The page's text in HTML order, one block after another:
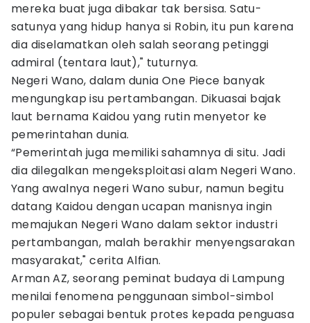
mereka buat juga dibakar tak bersisa. Satu-
satunya yang hidup hanya si Robin, itu pun karena
dia diselamatkan oleh salah seorang petinggi
admiral (tentara laut)," tuturnya.
Negeri Wano, dalam dunia One Piece banyak
mengungkap isu pertambangan. Dikuasai bajak
laut bernama Kaidou yang rutin menyetor ke
pemerintahan dunia.
“Pemerintah juga memiliki sahamnya di situ. Jadi
dia dilegalkan mengeksploitasi alam Negeri Wano.
Yang awalnya negeri Wano subur, namun begitu
datang Kaidou dengan ucapan manisnya ingin
memajukan Negeri Wano dalam sektor industri
pertambangan, malah berakhir menyengsarakan
masyarakat," cerita Alfian.
Arman AZ, seorang peminat budaya di Lampung
menilai fenomena penggunaan simbol-simbol
populer sebagai bentuk protes kepada penguasa